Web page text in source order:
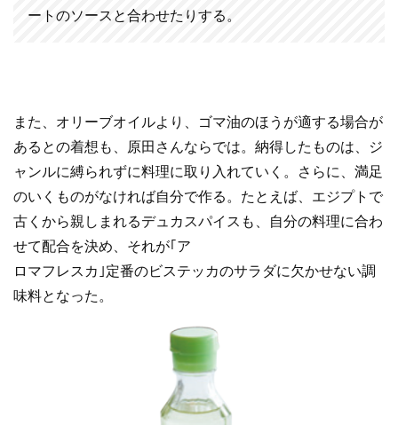
ートのソースと合わせたりする。
また、オリーブオイルより、ゴマ油のほうが適する場合が
あるとの着想も、原田さんならでは。納得したものは、ジ
ャンルに縛られずに料理に取り入れていく。さらに、満足
のいくものがなければ自分で作る。たとえば、エジプトで
古くから親しまれるデュカスパイスも、自分の料理に合わ
せて配合を決め、それが｢ア
ロマフレスカ｣定番のビステッカのサラダに欠かせない調
味料となった。